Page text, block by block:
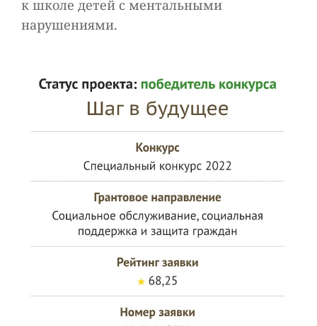
к школе детей с ментальными
нарушениями.